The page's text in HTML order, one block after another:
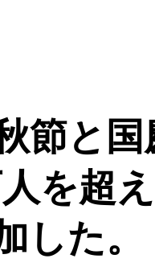
節と
人を超
した。